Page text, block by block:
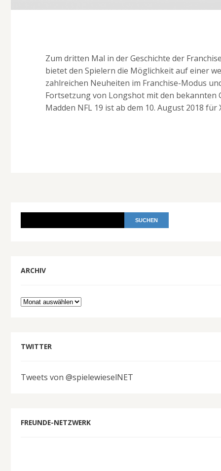
Zum dritten Mal in der Geschichte der
bietet den Spielern die Möglichkeit auf einer
zahlreichen Neuheiten im Franchise-Modus
Fortsetzung von Longshot mit den bekannten
Madden NFL 19 ist ab dem 10. August 2018
ARCHIV
Archiv
TWITTER
Tweets von @spielewieselNET
FREUNDE-NETZWERK